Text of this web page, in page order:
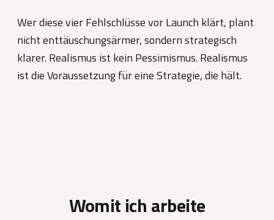
Wer diese vier Fehlschlüsse vor Launch klärt, plant
nicht enttäuschungsärmer, sondern strategisch
klarer. Realismus ist kein Pessimismus. Realismus
ist die Voraussetzung für eine Strategie, die hält.
Womit ich arbeite